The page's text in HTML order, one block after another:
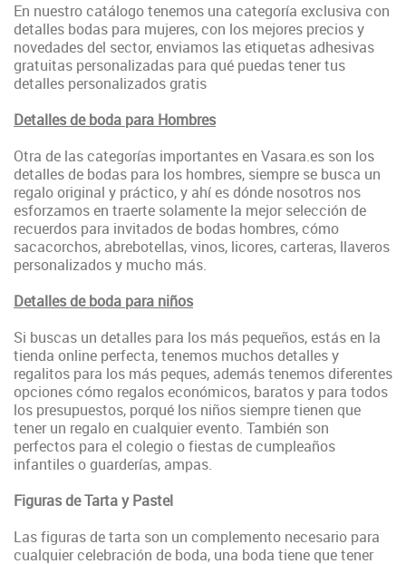
En nuestro catálogo tenemos una categoría exclusiva con
detalles bodas para mujeres, con los mejores precios y
novedades del sector, enviamos las etiquetas adhesivas
gratuitas personalizadas para qué puedas tener tus
detalles personalizados gratis
Detalles de boda para Hombres
Otra de las categorías importantes en Vasara.es son los
detalles de bodas para los hombres, siempre se busca un
regalo original y práctico, y ahí es dónde nosotros nos
esforzamos en traerte solamente la mejor selección de
recuerdos para invitados de bodas hombres, cómo
sacacorchos, abrebotellas, vinos, licores, carteras, llaveros
personalizados y mucho más.
Detalles de boda para niños
Si buscas un detalles para los más pequeños, estás en la
tienda online perfecta, tenemos muchos detalles y
regalitos para los más peques, además tenemos diferentes
opciones cómo regalos económicos, baratos y para todos
los presupuestos, porqué los niños siempre tienen que
tener un regalo en cualquier evento. También son
perfectos para el colegio o fiestas de cumpleaños
infantiles o guarderías, ampas.
Figuras de Tarta y Pastel
Las figuras de tarta son un complemento necesario para
cualquier celebración de boda, una boda tiene que tener